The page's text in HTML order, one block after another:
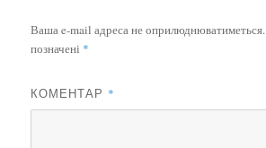
Ваша e-mail адреса не оприлюднюватиметься.
позначені *
КОМЕНТАР *